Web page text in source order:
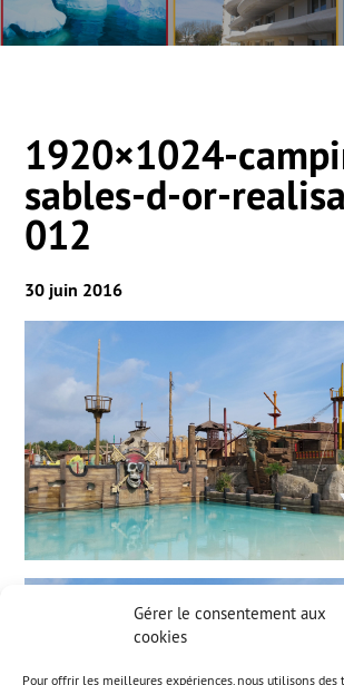
Gérer le consentement aux
cookies
Pour offrir les meilleures expériences, nous utilisons
1920×1024-
sables-d-or-
012
30 juin 2016